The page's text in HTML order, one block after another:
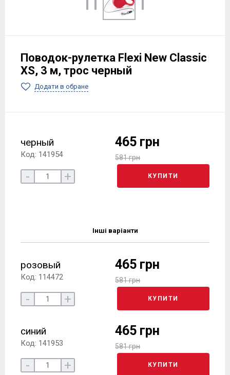
Поводок-рулетка Flexi New Classic
XS, 3 м, трос черный
Додати в обране
черный
Код: 141954
465 грн
581 грн
- + КУПИТИ
Інші варіанти
розовый
Код: 114472
465 грн
581 грн
- + КУПИТИ
синий
Код: 141953
465 грн
581 грн
- + КУПИТИ